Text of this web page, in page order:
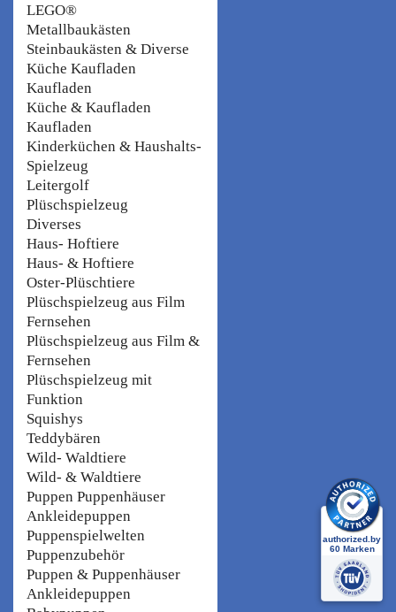
LEGO®
Metallbaukästen
Steinbaukästen & Diverse
Küche Kaufladen
Kaufladen
Küche & Kaufladen
Kaufladen
Kinderküchen & Haushalts-
Spielzeug
Leitergolf
Plüschspielzeug
Diverses
Haus- Hoftiere
Haus- & Hoftiere
Oster-Plüschtiere
Plüschspielzeug aus Film
Fernsehen
Plüschspielzeug aus Film &
Fernsehen
Plüschspielzeug mit
Funktion
Squishys
Teddybären
Wild- Waldtiere
Wild- & Waldtiere
Puppen Puppenhäuser
Ankleidepuppen
Puppenspielwelten
Puppenzubehör
Puppen & Puppenhäuser
Ankleidepuppen